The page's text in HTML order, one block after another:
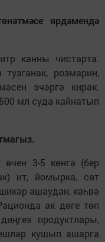
ярдәмендә
канны чистарта.
розмарин,
эчәргә кирәк.
мл суда кайнатып
өчен 3-5 көнгә (бер
ит, йомырка, сөт
ашаудан, каһвә
ак дөге төп
продуктлары,
кушып ашарга